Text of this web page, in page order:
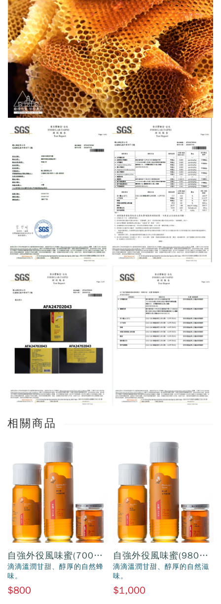
相關商品
自強外役風味蜜(700公
克)
滴滴溫潤甘甜、醇厚的自然蜂
味。
$800
自強外役風味蜜(980公
克)
滴滴溫潤甘甜、醇厚的自然滋
味。
$1,000